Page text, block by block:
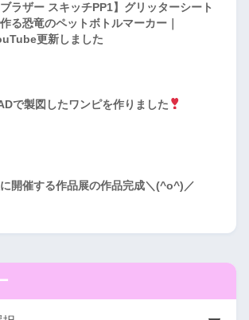
ブラザー スキッチPP1】グリッターシート
る恐竜のペットボトルマーカー｜
更新しました
で製図したワンピを作りました
開催する作品展の作品完成＼(^o^)／